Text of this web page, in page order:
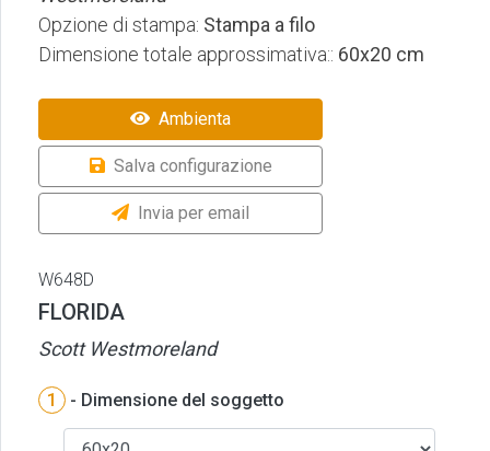
Opzione di stampa: Stampa a filo
Dimensione totale approssimativa:: 60x20 cm
Ambienta
Salva configurazione
Invia per email
W648D
FLORIDA
Scott Westmoreland
1 - Dimensione del soggetto